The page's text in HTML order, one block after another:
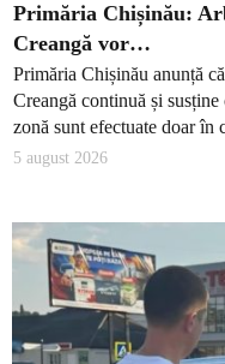
Primăria Chișinău:
Creangă vor…
Primăria Chișinău anunță
Creangă continuă și
zonă sunt efectuate doar în
5 august 2026